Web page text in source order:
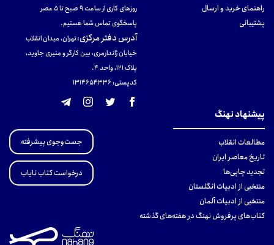
راهنمای خرید و ارسال
پشتیبانی
روزهای کاری از ساعت ۹ صبح تا ۵ عصر
پاسخگوی تماس شما هستیم.
آدرس دفتر مرکزی:تهران، میدان انقلاب
خیابان ژاندارمری، بین کارگر و منیری جاوید،
پلاک 121، واحد ۴.
کدپستی: 131465433۶
پیشنهاد نهنگ
مطالعات انقلاب
تاریخ معاصر ایران
تجدید چاپی‌ها
منتخبی از ادبیات انگلستان
منتخبی از ادبیات آلمان
کتاب‌های پرفروش نهنگ در هفته‌های گذشته
جست‌وجوی پیشرفته
درخواست کتاب نایاب